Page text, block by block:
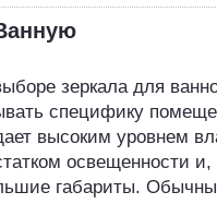
зеркала для
специфику
высоким уровнем
освещенности
габариты.